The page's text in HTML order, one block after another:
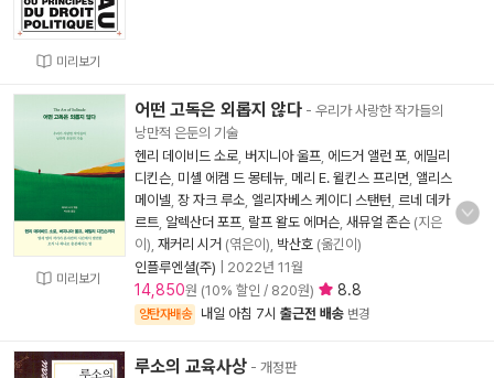
미리보기
미리보기
어떤 고독은 외롭지 않다 - 우리가 사랑한 작가들의
낭만적 은둔의 기술
헨리 데이비드 소로 버지니아 울프 에드거 앨런 포 에밀리
디킨슨 미셸 에켐 드 몽테뉴 메리 E. 윌킨스 프리먼 앨리스
메이넬 장 자크 루소 엘리자베스 케이디 스탠턴 르네 데카
르트 알렉산더 포프 랄프 왈도 에머슨 새뮤얼 존슨 (지은
이), 재커리 시거 (엮은이), 박산호 (옮긴이)
인플루엔셜(주)
2022년 11월
14,850원 (10% 할인 / 820원) 8.8
양탄자배송 내일 아침 7시 출근전 배송 변경
루소의 교육사상 - 개정판